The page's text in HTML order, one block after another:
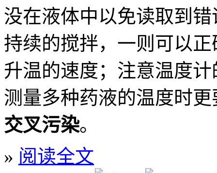
没在液体中以免读取到
持续的搅拌，一则可以
升温的速度；注意温度
测量多种药液的温度时更
交叉污染。
» 阅读全文